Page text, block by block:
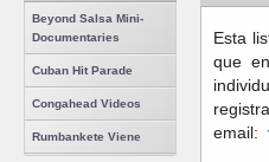
Beyond Salsa Mini-
Documentaries
Cuban Hit Parade
Congahead Videos
Rumbankete Viene
Esta
que
email: